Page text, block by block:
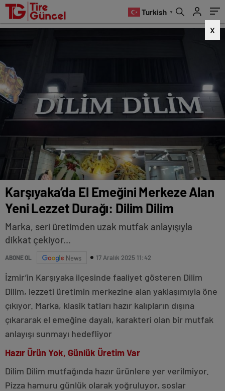
Turkish ▼
X
Dilim
Karşıyaka’da El Emeğini Merkeze Alan
Yeni Lezzet Durağı: Dilim Dilim
Marka, seri üretimden uzak mutfak anlayışıyla
dikkat çekiyor...
ABONE OL News 17 Aralık 2025 11:42
İzmir’in Karşıyaka ilçesinde faaliyet gösteren Dilim
Dilim, lezzeti üretimin merkezine alan yaklaşımıyla öne
çıkıyor. Marka, klasik tatları hazır kalıpların dışına
çıkararak el emeğine dayalı, karakteri olan bir mutfak
anlayışı sunmayı hedefliyor
Hazır Ürün Yok, Günlük Üretim Var
Dilim Dilim mutfağında hazır ürünlere yer verilmiyor.
Pizza hamuru günlük olarak yoğruluyor, soslar